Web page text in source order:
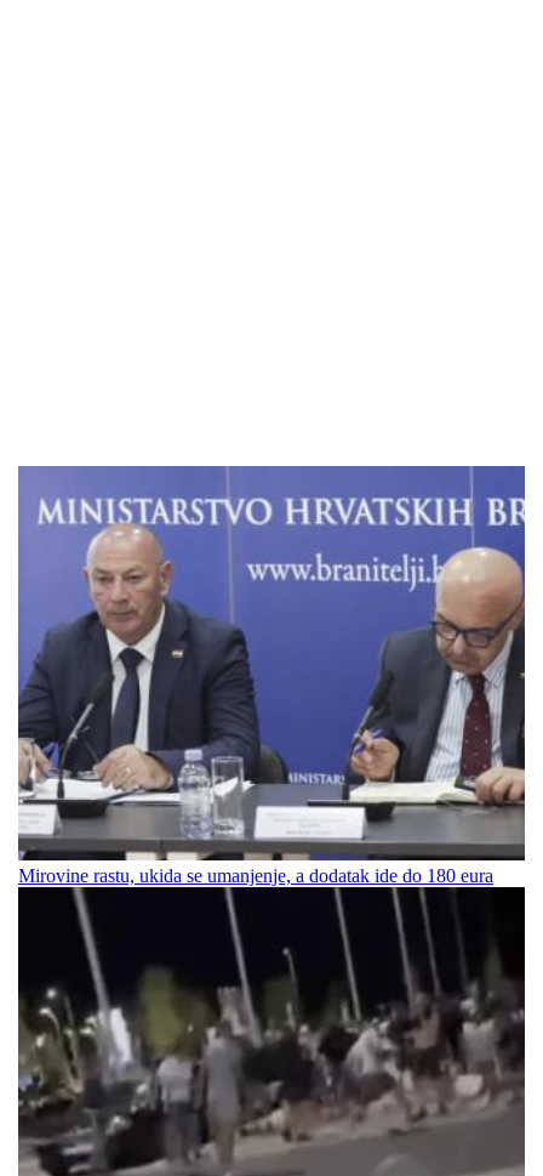
Mirovine rastu, ukida se umanjenje, a dodatak ide do 180 eura